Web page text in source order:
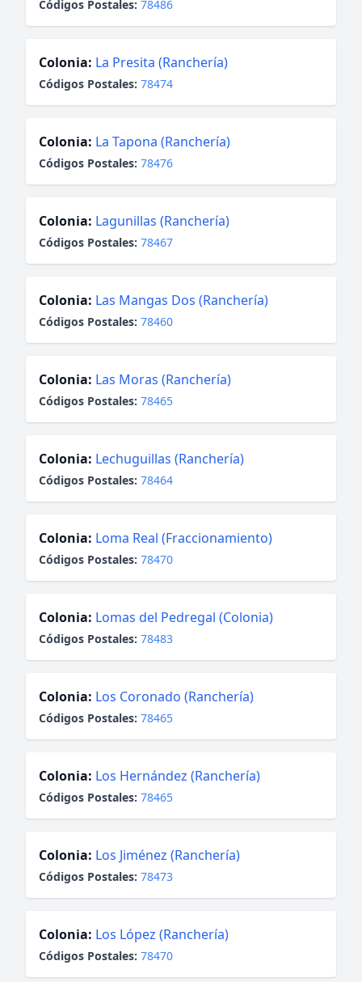
Códigos Postales: 78486
Colonia: La Presita (Ranchería)
Códigos Postales: 78474
Colonia: La Tapona (Ranchería)
Códigos Postales: 78476
Colonia: Lagunillas (Ranchería)
Códigos Postales: 78467
Colonia: Las Mangas Dos (Ranchería)
Códigos Postales: 78460
Colonia: Las Moras (Ranchería)
Códigos Postales: 78465
Colonia: Lechuguillas (Ranchería)
Códigos Postales: 78464
Colonia: Loma Real (Fraccionamiento)
Códigos Postales: 78470
Colonia: Lomas del Pedregal (Colonia)
Códigos Postales: 78483
Colonia: Los Coronado (Ranchería)
Códigos Postales: 78465
Colonia: Los Hernández (Ranchería)
Códigos Postales: 78465
Colonia: Los Jiménez (Ranchería)
Códigos Postales: 78473
Colonia: Los López (Ranchería)
Códigos Postales: 78470